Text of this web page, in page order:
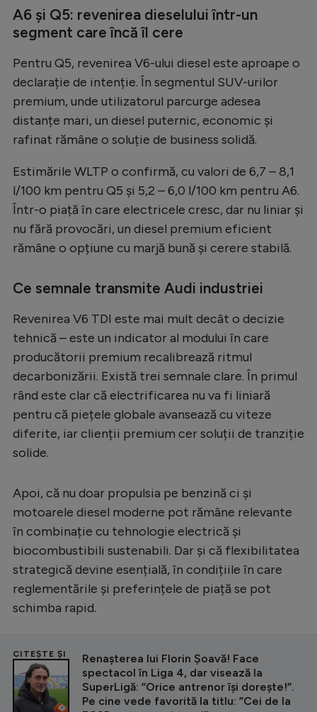
A6 și Q5: revenirea dieselului într-un
segment care încă îl cere
Pentru Q5, revenirea V6-ului diesel este aproape o
declarație de intenție. În segmentul SUV-urilor
premium, unde utilizatorul parcurge adesea
distanțe mari, un diesel puternic, economic și
rafinat rămâne o soluție de business solidă.
Estimările WLTP o confirmă, cu valori de 6,7 – 8,1
l/100 km pentru Q5 și 5,2 – 6,0 l/100 km pentru A6.
Într-o piață în care electricele cresc, dar nu liniar și
nu fără provocări, un diesel premium eficient
rămâne o opțiune cu marjă bună și cerere stabilă.
Ce semnale transmite Audi industriei
Revenirea V6 TDI este mai mult decât o decizie
tehnică – este un indicator al modului în care
producătorii premium recalibrează ritmul
decarbonizării. Există trei semnale clare. În primul
rând este clar că electrificarea nu va fi liniară
pentru că piețele globale avansează cu viteze
diferite, iar clienții premium cer soluții de tranziție
solide.
Apoi, că nu doar propulsia pe benzină ci și
motoarele diesel moderne pot rămâne relevante
în combinație cu tehnologie electrică și
biocombustibili sustenabili. Dar și că flexibilitatea
strategică devine esențială, în condițiile în care
reglementările și preferințele de piață se pot
schimba rapid.
CITEȘTE ȘI
Renașterea lui Florin Șoavă! Face
spectacol în Liga 4, dar visează la
SuperLigă: ”Orice antrenor își dorește!”.
Pe cine vede favorită la titlu: ”Cei de la